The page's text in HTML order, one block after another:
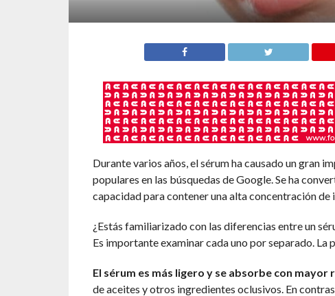
Durante varios años, el sérum ha causado un gran
populares en las búsquedas de Google. Se ha
capacidad para contener una alta concentración de
¿Estás familiarizado con las diferencias entre un
Es importante examinar cada uno por separado.
El sérum es más ligero y se absorbe con mayor
de aceites y otros ingredientes oclusivos. En